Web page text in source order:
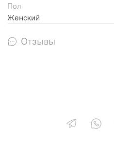
Пол
Женский
Отзывы